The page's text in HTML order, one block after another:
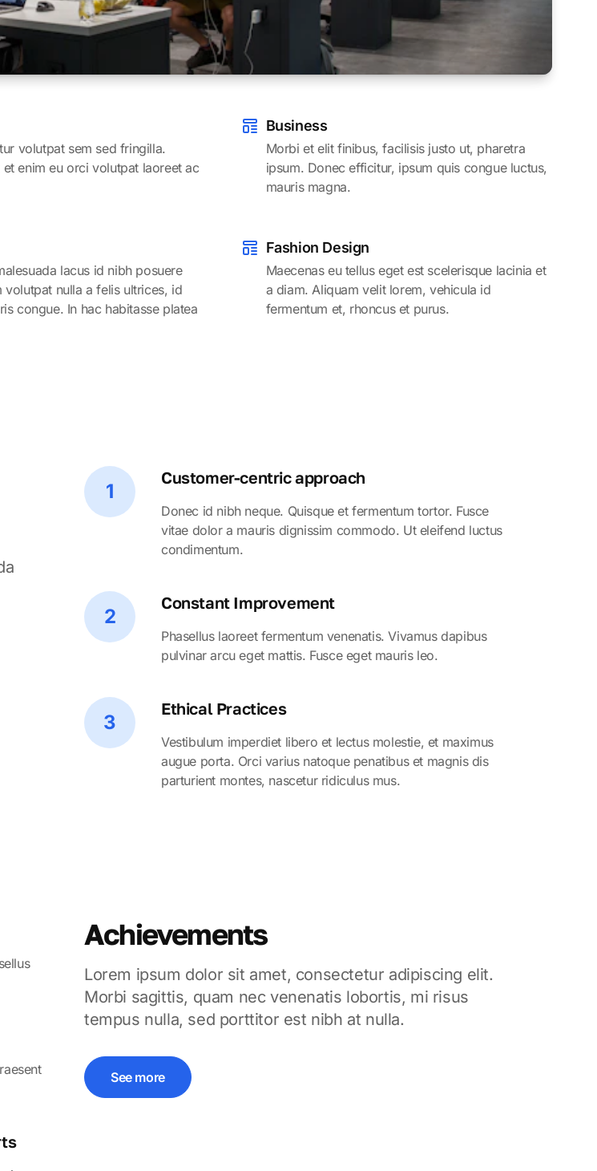
volutpat sem sed fringilla.
et enim eu orci volutpat laoreet ac
Business
Morbi et elit finibus, facilisis justo ut, pharetra
ipsum. Donec efficitur, ipsum quis congue luctus,
mauris magna.
lacus id nibh posuere
volutpat nulla a felis ultrices, id
congue. In hac habitasse platea
Fashion Design
Maecenas eu tellus eget est scelerisque lacinia et
a diam. Aliquam velit lorem, vehicula id
fermentum et, rhoncus et purus.
1
Customer-centric approach
Donec id nibh neque. Quisque et fermentum tortor. Fusce
vitae dolor a mauris dignissim commodo. Ut eleifend luctus
condimentum.
2
Constant Improvement
Phasellus laoreet fermentum venenatis. Vivamus dapibus
pulvinar arcu eget mattis. Fusce eget mauris leo.
3
Ethical Practices
Vestibulum imperdiet libero et lectus molestie, et maximus
augue porta. Orci varius natoque penatibus et magnis dis
parturient montes, nascetur ridiculus mus.
Achievements
Lorem ipsum dolor sit amet, consectetur adipiscing elit.
Morbi sagittis, quam nec venenatis lobortis, mi risus
tempus nulla, sed porttitor est nibh at nulla.
See more